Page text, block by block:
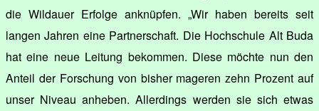
die Wildauer Erfolge anknüpfen. „Wir haben bereits seit
langen Jahren eine Partnerschaft. Die Hochschule Alt Buda
hat eine neue Leitung bekommen. Diese möchte nun den
Anteil der Forschung von bisher mageren zehn Prozent auf
unser Niveau anheben. Allerdings werden sie sich etwas